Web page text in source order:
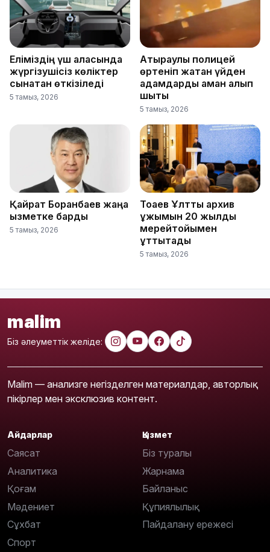
Еліміздің үш қаласында
жүргізушісіз көліктер
сынақтан өткізіледі
5 тамыз, 2026
Атыраулық полицей
өртеніп жатқан үйден
адамдарды аман алып
шықты
5 тамыз, 2026
Қайрат Боранбаев жаңа
қызметке барды
5 тамыз, 2026
Тоқаев Ұлттық архив
ұжымын 20 жылдық
мерейтойымен
құттықтады
5 тамыз, 2026
malim
Біз әлеуметтік желіде:
Malim — анализге негізделген материалдар, авторлық
пікірлер мен эксклюзив контент.
Айдарлар
Саясат
Аналитика
Қоғам
Мәдениет
Сұхбат
Спорт
Қызмет
Біз туралы
Жарнама
Байланыс
Құпиялылық
Пайдалану ережесі